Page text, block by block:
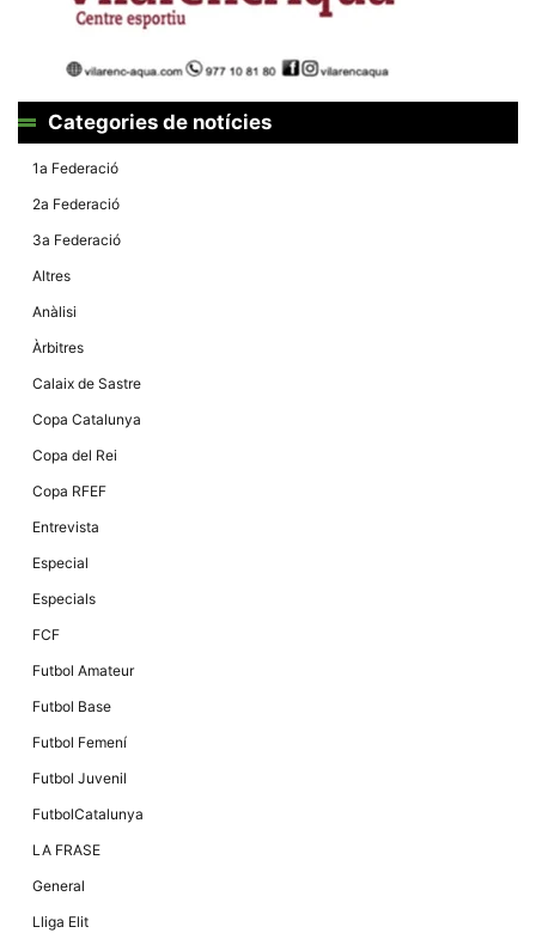
Categories de notícies
1a Federació
2a Federació
3a Federació
Altres
Anàlisi
Àrbitres
Calaix de Sastre
Copa Catalunya
Copa del Rei
Copa RFEF
Entrevista
Especial
Especials
FCF
Futbol Amateur
Futbol Base
Futbol Femení
Futbol Juvenil
FutbolCatalunya
LA FRASE
General
Lliga Elit
interessos i
navegues pel
nostre lloc
web